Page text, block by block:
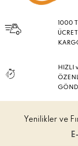
1000
HIZLI
Yenilikler ve